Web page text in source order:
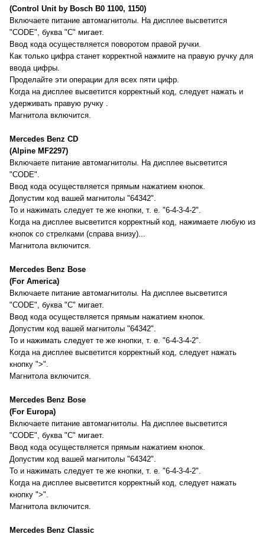
(Control Unit by Bosch B0 1100, 1150)
Включаете питание автомагнитолы. На дисплее высветится
"CODE", буква "C" мигает.
Ввод кода осуществляется поворотом правой ручки.
Как только цифра станет корректной нажмите на правую ручку для
ввода цифры.
Проделайте эти операции для всех пяти цифр.
Когда на дисплее высветится корректный код, следует нажать и
удерживать правую ручку .
Магнитола включится.
Mercedes Benz CD
(Alpine MF2297)
Включаете питание автомагнитолы. На дисплее высветится
"CODE".
Ввод кода осуществляется прямым нажатием кнопок.
Допустим код вашей магнитолы "64342".
То и нажимать следует те же кнопки, т. е. "6-4-3-4-2".
Когда на дисплее высветится корректный код, нажимаете любую из
кнопок со стрелками (справа внизу)...
Магнитола включится.
Mercedes Benz Bose
(For America)
Включаете питание автомагнитолы. На дисплее высветится
"CODE", буква "C" мигает.
Ввод кода осуществляется прямым нажатием кнопок.
Допустим код вашей магнитолы "64342".
То и нажимать следует те же кнопки, т. е. "6-4-3-4-2".
Когда на дисплее высветится корректный код, следует нажать
кнопку ">".
Магнитола включится.
Mercedes Benz Bose
(For Europa)
Включаете питание автомагнитолы. На дисплее высветится
"CODE", буква "C" мигает.
Ввод кода осуществляется прямым нажатием кнопок.
Допустим код вашей магнитолы "64342".
То и нажимать следует те же кнопки, т. е. "6-4-3-4-2".
Когда на дисплее высветится корректный код, следует нажать
кнопку ">".
Магнитола включится.
Mercedes Benz Classic